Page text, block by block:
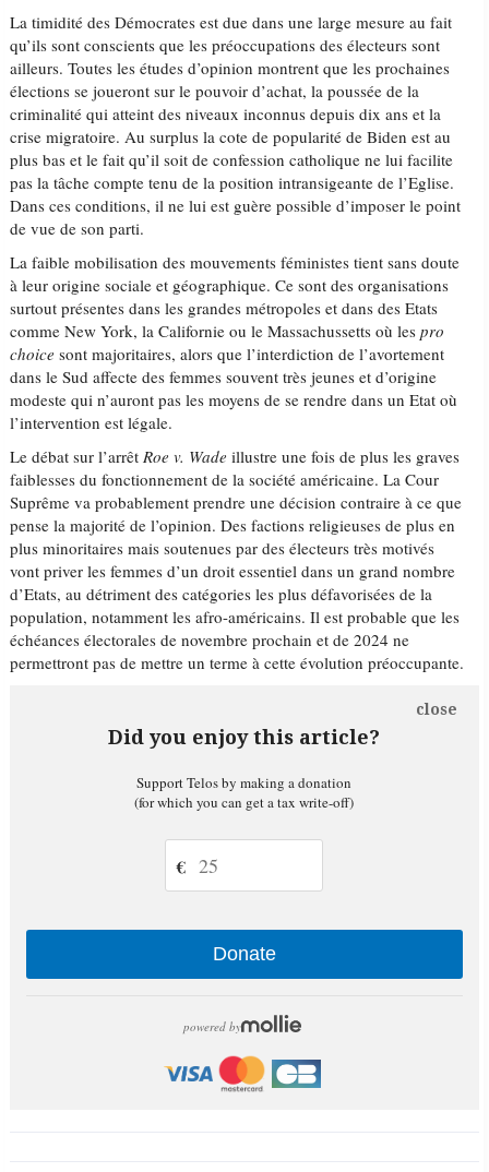
La timidité des Démocrates est due dans une large mesure au fait
qu’ils sont conscients que les préoccupations des électeurs sont
ailleurs. Toutes les études d’opinion montrent que les prochaines
élections se joueront sur le pouvoir d’achat, la poussée de la
criminalité qui atteint des niveaux inconnus depuis dix ans et la
crise migratoire. Au surplus la cote de popularité de Biden est au
plus bas et le fait qu’il soit de confession catholique ne lui facilite
pas la tâche compte tenu de la position intransigeante de l’Eglise.
Dans ces conditions, il ne lui est guère possible d’imposer le point
de vue de son parti.
La faible mobilisation des mouvements féministes tient sans doute
à leur origine sociale et géographique. Ce sont des organisations
surtout présentes dans les grandes métropoles et dans des Etats
comme New York, la Californie ou le Massachussetts où lespro
choice sont majoritaires, alors que l’interdiction de l’avortement
dans le Sud affecte des femmes souvent très jeunes et d’origine
modeste qui n’auront pas les moyens de se rendre dans un Etat où
l’intervention est légale.
Le débat sur l’arrêtRoe v. Wade illustre une fois de plus les graves
faiblesses du fonctionnement de la société américaine. La Cour
Suprême va probablement prendre une décision contraire à ce que
pense la majorité de l’opinion. Des factions religieuses de plus en
plus minoritaires mais soutenues par des électeurs très motivés
vont priver les femmes d’un droit essentiel dans un grand nombre
d’Etats, au détriment des catégories les plus défavorisées de la
population, notamment les afro-américains. Il est probable que les
échéances électorales de novembre prochain et de 2024 ne
permettront pas de mettre un terme à cette évolution préoccupante.
Did you enjoy this article?
close
Support Telos by making a donation
(for which you can get a tax write-off)
€
Donate
powered by